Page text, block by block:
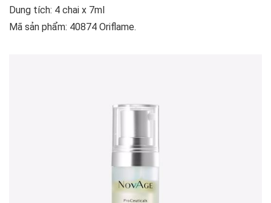
Dung tích: 4 chai x 7ml
Mã sản phẩm: 40874 Oriflame.